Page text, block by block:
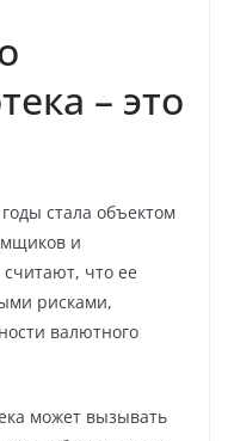
– это
стала объектом
и
что ее
рисками,
валютного
может вызывать